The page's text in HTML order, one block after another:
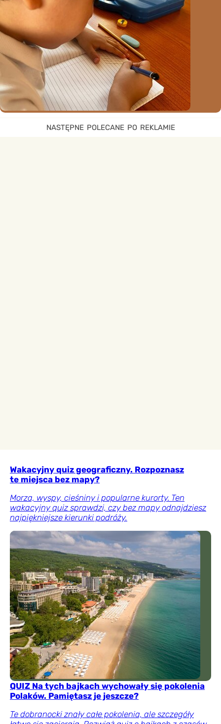
Wakacyjny quiz geograficzny. Rozpoznasz
te miejsca bez mapy?
Morza, wyspy, cieśniny i popularne kurorty. Ten
wakacyjny quiz sprawdzi, czy bez mapy odnajdziesz
najpiękniejsze kierunki podróży.
QUIZ Na tych bajkach wychowały się pokolenia
Polaków. Pamiętasz je jeszcze?
Te dobranocki znały całe pokolenia, ale szczegóły